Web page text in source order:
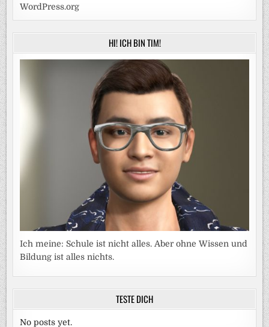
WordPress.org
HI! ICH BIN TIM!
Ich meine: Schule ist nicht alles. Aber ohne Wissen und
Bildung ist alles nichts.
TESTE DICH
No posts yet.